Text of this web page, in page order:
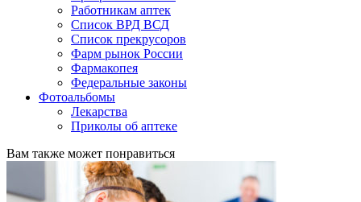
Работникам аптек
Список ВРД ВСД
Список прекрусоров
Фарм рынок России
Фармакопея
Федеральные законы
Фотоальбомы
Лекарства
Приколы об аптеке
Вам также может понравиться